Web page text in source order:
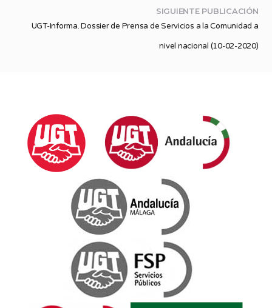
SIGUIENTE PUBLICACIÓN
UGT-Informa. Dossier de Prensa de Servicios a la Comunidad a
nivel nacional (10-02-2020)